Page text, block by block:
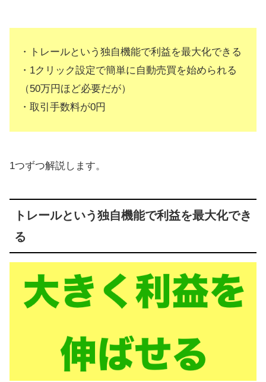
・トレールという独自機能で利益を最大化できる
・1クリック設定で簡単に自動売買を始められる
（50万円ほど必要だが）
・取引手数料が0円
1つずつ解説します。
トレールという独自機能で利益を最大化でき
る